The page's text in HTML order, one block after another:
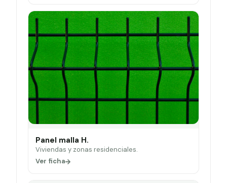
Panel malla H.
Viviendas y zonas residenciales.
Ver ficha